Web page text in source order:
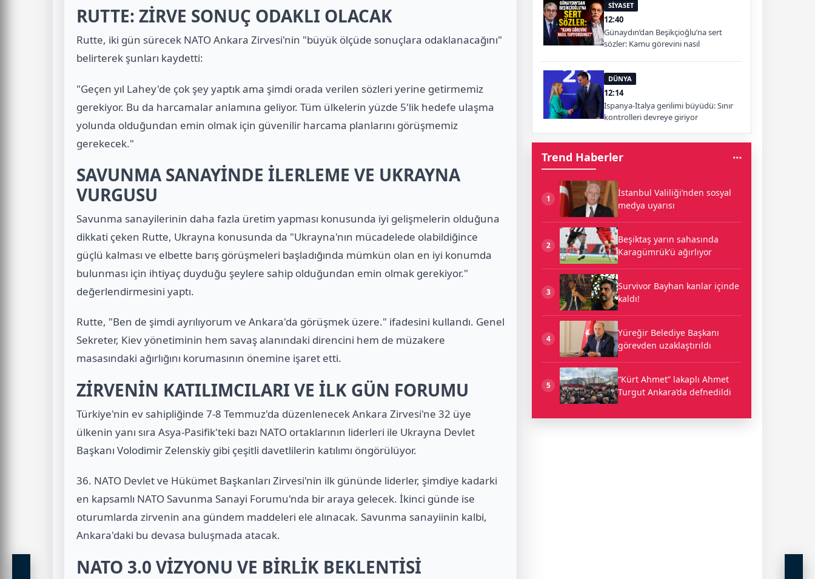
RUTTE: ZİRVE SONUÇ ODAKLI OLACAK
Rutte, iki gün sürecek NATO Ankara Zirvesi'nin "büyük ölçüde sonuçlara odaklanacağını"
belirterek şunları kaydetti:
"Geçen yıl Lahey'de çok şey yaptık ama şimdi orada verilen sözleri yerine getirmemiz
gerekiyor. Bu da harcamalar anlamına geliyor. Tüm ülkelerin yüzde 5'lik hedefe ulaşma
yolunda olduğundan emin olmak için güvenilir harcama planlarını görüşmemiz
gerekecek."
SAVUNMA SANAYİNDE İLERLEME VE UKRAYNA
VURGUSU
Savunma sanayilerinin daha fazla üretim yapması konusunda iyi gelişmelerin olduğuna
dikkati çeken Rutte, Ukrayna konusunda da "Ukrayna'nın mücadelede olabildiğince
güçlü kalması ve elbette barış görüşmeleri başladığında mümkün olan en iyi konumda
bulunması için ihtiyaç duyduğu şeylere sahip olduğundan emin olmak gerekiyor."
değerlendirmesini yaptı.
Rutte, "Ben de şimdi ayrılıyorum ve Ankara'da görüşmek üzere." ifadesini kullandı. Genel
Sekreter, Kiev yönetiminin hem savaş alanındaki direncini hem de müzakere
masasındaki ağırlığını korumasının önemine işaret etti.
ZİRVENİN KATILIMCILARI VE İLK GÜN FORUMU
Türkiye'nin ev sahipliğinde 7-8 Temmuz'da düzenlenecek Ankara Zirvesi'ne 32 üye
ülkenin yanı sıra Asya-Pasifik'teki bazı NATO ortaklarının liderleri ile Ukrayna Devlet
Başkanı Volodimir Zelenskiy gibi çeşitli davetlilerin katılımı öngörülüyor.
36. NATO Devlet ve Hükümet Başkanları Zirvesi'nin ilk gününde liderler, şimdiye kadarki
en kapsamlı NATO Savunma Sanayi Forumu'nda bir araya gelecek. İkinci günde ise
oturumlarda zirvenin ana gündem maddeleri ele alınacak. Savunma sanayiinin kalbi,
Ankara'daki bu devasa buluşmada atacak.
NATO 3.0 VİZYONU VE BİRLİK BEKLENTİSİ
SİYASET
12:40
Günaydın’dan Beşikçioğlu’na sert
sözler: Kamu görevini nasıl
DÜNYA
12:14
İspanya-İtalya gerilimi büyüdü: Sınır
kontrolleri devreye giriyor
Trend Haberler
1
İstanbul Valiliği’nden sosyal
medya uyarısı
2
Beşiktaş yarın sahasında
Karagümrük’ü ağırlıyor
3
Survivor Bayhan kanlar içinde
kaldı!
4
Yüreğir Belediye Başkanı
görevden uzaklaştırıldı
5
“Kürt Ahmet” lakaplı Ahmet
Turgut Ankara’da defnedildi